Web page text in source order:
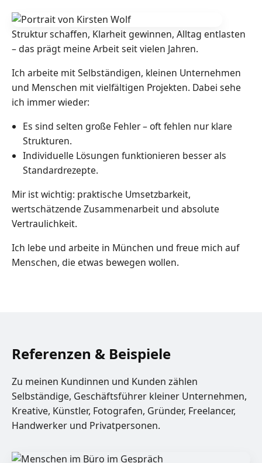
Struktur schaffen, Klarheit gewinnen, Alltag entlasten
– das prägt meine Arbeit seit vielen Jahren.
Ich arbeite mit Selbständigen, kleinen Unternehmen
und Menschen mit vielfältigen Projekten. Dabei sehe
ich immer wieder:
Es sind selten große Fehler – oft fehlen nur klare
Strukturen.
Individuelle Lösungen funktionieren besser als
Standardrezepte.
Mir ist wichtig: praktische Umsetzbarkeit,
wertschätzende Zusammenarbeit und absolute
Vertraulichkeit.
Ich lebe und arbeite in München und freue mich auf
Menschen, die etwas bewegen wollen.
Referenzen & Beispiele
Zu meinen Kundinnen und Kunden zählen
Selbständige, Geschäftsführer kleiner Unternehmen,
Kreative, Künstler, Fotografen, Gründer, Freelancer,
Handwerker und Privatpersonen.